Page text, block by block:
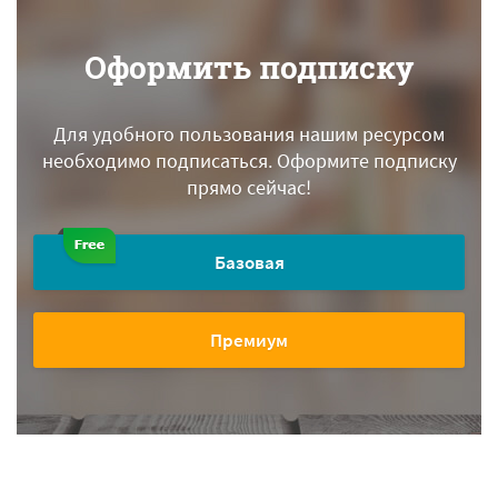
Оформить подписку
Для удобного пользования нашим ресурсом
необходимо подписаться.Оформите подписку
прямо сейчас!
Базовая
Премиум